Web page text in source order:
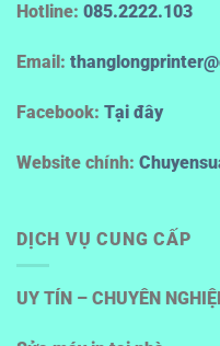
Hotline: 085.2222.103
Email:
Facebook: Tại đây
Website chính:
DỊCH VỤ CUNG CẤP
UY TÍN – CHUYÊN